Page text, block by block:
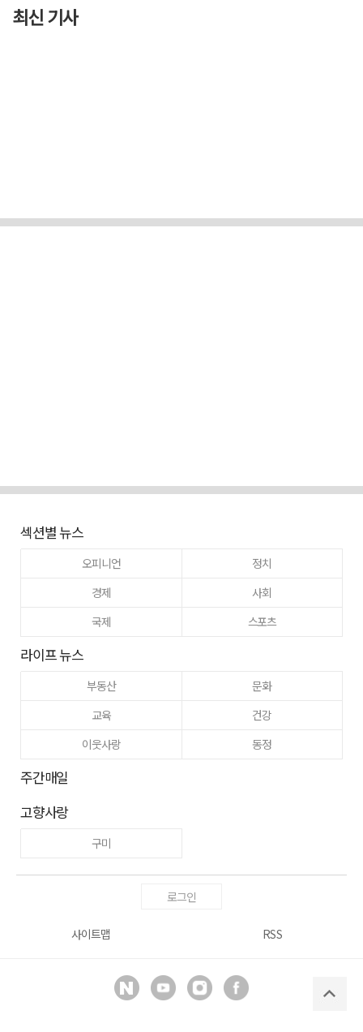
최신 기사
섹션별 뉴스
오피니언
정치
경제
사회
국제
스포츠
라이프 뉴스
부동산
문화
교육
건강
이웃사랑
동정
주간매일
고향사랑
구미
로그인
사이트맵 RSS